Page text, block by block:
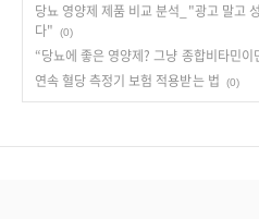
당뇨 영양제 제품 비교 분석_"광고 말고
다"
(0)
“당뇨에 좋은 영양제? 그냥 종합비타민이
연속 혈당 측정기 보험 적용받는 법 (0)